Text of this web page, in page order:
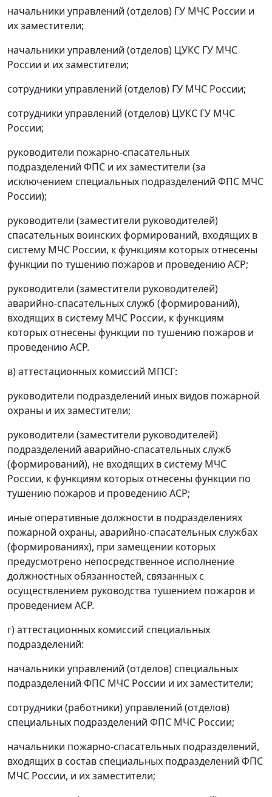
начальники управлений (отделов) ГУ МЧС России и
их заместители;
начальники управлений (отделов) ЦУКС ГУ МЧС
России и их заместители;
сотрудники управлений (отделов) ГУ МЧС России;
сотрудники управлений (отделов) ЦУКС ГУ МЧС
России;
руководители пожарно-спасательных
подразделений ФПС и их заместители (за
исключением специальных подразделений ФПС МЧС
России);
руководители (заместители руководителей)
спасательных воинских формирований, входящих в
систему МЧС России, к функциям которых отнесены
функции по тушению пожаров и проведению АСР;
руководители (заместители руководителей)
аварийно-спасательных служб (формирований),
входящих в систему МЧС России, к функциям
которых отнесены функции по тушению пожаров и
проведению АСР.
в) аттестационных комиссий МПСГ:
руководители подразделений иных видов пожарной
охраны и их заместители;
руководители (заместители руководителей)
подразделений аварийно-спасательных служб
(формирований), не входящих в систему МЧС
России, к функциям которых отнесены функции по
тушению пожаров и проведению АСР;
иные оперативные должности в подразделениях
пожарной охраны, аварийно-спасательных службах
(формированиях), при замещении которых
предусмотрено непосредственное исполнение
должностных обязанностей, связанных с
осуществлением руководства тушением пожаров и
проведением АСР.
г) аттестационных комиссий специальных
подразделений:
начальники управлений (отделов) специальных
подразделений ФПС МЧС России и их заместители;
сотрудники (работники) управлений (отделов)
специальных подразделений ФПС МЧС России;
начальники пожарно-спасательных подразделений,
входящих в состав специальных подразделений ФПС
МЧС России, и их заместители;